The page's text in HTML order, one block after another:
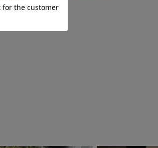
UNBYソース 味噌
PelegDesign ペレ
ITEM アウトドア・キャンプ用品